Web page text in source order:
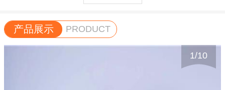
产品展示 PRODUCT
1/10